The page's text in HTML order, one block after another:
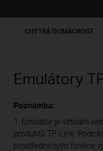
CHYTRÁ DOMÁCNOST
Emulátory
Poznámka:
1. Emulátor je virtuální
produktů TP-Link.
prostřednictvím funkce